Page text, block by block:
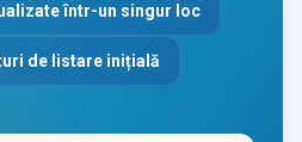
într-un singur loc
de listare inițială